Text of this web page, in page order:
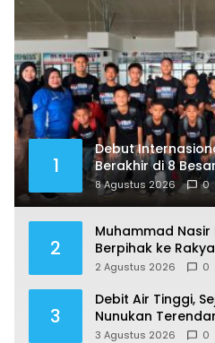
1
Debut
Berakhir di 8
Pengalaman
8 Agustus 2026 0
2
Muhammad Nasir
Berpihak ke
hingga Perluas
2 Agustus 2026 0
3
Debit Air Tinggi,
Nunukan
3 Agustus 2026 0